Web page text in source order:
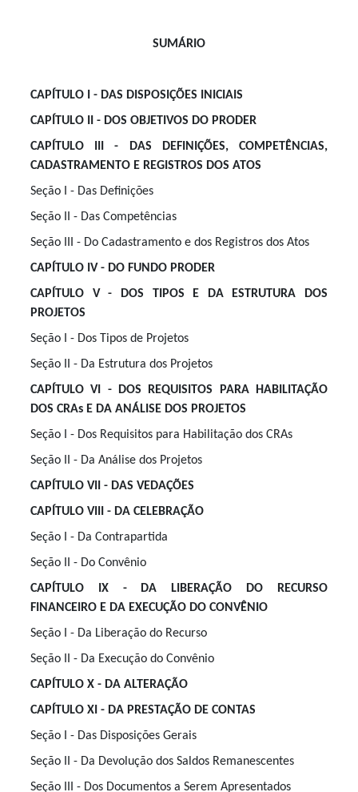
SUMÁRIO
CAPÍTULO I - DAS DISPOSIÇÕES INICIAIS
CAPÍTULO II - DOS OBJETIVOS DO PRODER
CAPÍTULO III - DAS DEFINIÇÕES, COMPETÊNCIAS,
CADASTRAMENTO E REGISTROS DOS ATOS
Seção I - Das Definições
Seção II - Das Competências
Seção III - Do Cadastramento e dos Registros dos Atos
CAPÍTULO IV - DO FUNDO PRODER
CAPÍTULO V - DOS TIPOS E DA ESTRUTURA DOS
PROJETOS
Seção I - Dos Tipos de Projetos
Seção II - Da Estrutura dos Projetos
CAPÍTULO VI - DOS REQUISITOS PARA HABILITAÇÃO
DOS CRAs E DA ANÁLISE DOS PROJETOS
Seção I - Dos Requisitos para Habilitação dos CRAs
Seção II - Da Análise dos Projetos
CAPÍTULO VII - DAS VEDAÇÕES
CAPÍTULO VIII - DA CELEBRAÇÃO
Seção I - Da Contrapartida
Seção II - Do Convênio
CAPÍTULO IX - DA LIBERAÇÃO DO RECURSO
FINANCEIRO E DA EXECUÇÃO DO CONVÊNIO
Seção I - Da Liberação do Recurso
Seção II - Da Execução do Convênio
CAPÍTULO X - DA ALTERAÇÃO
CAPÍTULO XI - DA PRESTAÇÃO DE CONTAS
Seção I - Das Disposições Gerais
Seção II - Da Devolução dos Saldos Remanescentes
Seção III - Dos Documentos a Serem Apresentados